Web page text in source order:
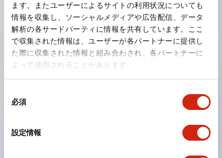
ます。またユーザーによるサイトの利用状況についても
情報を収集し、ソーシャルメディアや広告配信、データ
解析の各サードパーティに情報を共有しています。ここ
で収集された情報は、ユーザーが各パートナーに提供し
た際に収集された情報と組み合わされ、各パートナーに
よって使用されることがあります。
必須
設定情報
IP40）
2つの独立した動作の押ボタンスイッチと表示灯の3つ
の機能を1つのスイッチで可能にした2点押ボタンスイッ
チも完備。
ワールドワイドなニーズに対応する各種電圧を完備。
1つで6色の役をこなすLED球（LSRD球）。これまで色
ごとに分かれていたLED球を、1色のLED球で各色を表
表示灯（角平形）の点灯/消灯の認識および、点灯時の